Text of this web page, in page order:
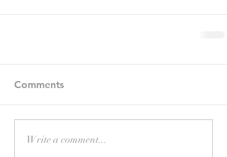
Comments
Write a comment...